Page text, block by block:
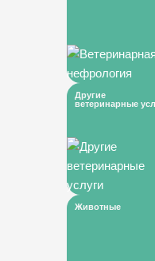
Другие
ветеринарные
Животные